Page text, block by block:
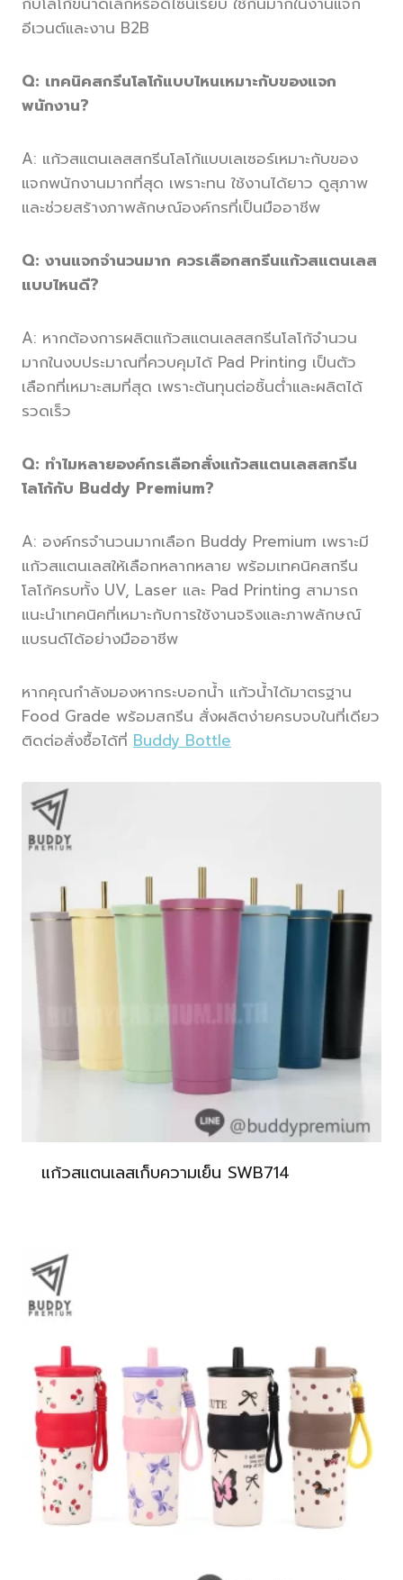
อีเวนต์และงาน B2B
Q: เทคนิคสกรีนโลโก้แบบไหนเหมาะกับของแจก
พนักงาน?
A: แก้วสแตนเลสสกรีนโลโก้แบบเลเซอร์เหมาะกับของ
แจกพนักงานมากที่สุด เพราะทน ใช้งานได้ยาว ดูสุภาพ
และช่วยสร้างภาพลักษณ์องค์กรที่เป็นมืออาชีพ
Q: งานแจกจำนวนมาก ควรเลือกสกรีนแก้วสแตนเลส
แบบไหนดี?
A: หากต้องการผลิตแก้วสแตนเลสสกรีนโลโก้จำนวน
มากในงบประมาณที่ควบคุมได้ Pad Printing เป็นตัว
เลือกที่เหมาะสมที่สุด เพราะต้นทุนต่อชิ้นต่ำและผลิตได้
รวดเร็ว
Q: ทำไมหลายองค์กรเลือกสั่งแก้วสแตนเลสสกรีน
โลโก้กับ Buddy Premium?
A: องค์กรจำนวนมากเลือก Buddy Premium เพราะมี
แก้วสแตนเลสให้เลือกหลากหลาย พร้อมเทคนิคสกรีน
โลโก้ครบทั้ง UV, Laser และ Pad Printing สามารถ
แนะนำเทคนิคที่เหมาะกับการใช้งานจริงและภาพลักษณ์
แบรนด์ได้อย่างมืออาชีพ
หากคุณกำลังมองหากระบอกน้ำ แก้วน้ำได้มาตรฐาน
Food Grade พร้อมสกรีน สั่งผลิตง่ายครบจบในที่เดียว
ติดต่อสั่งซื้อได้ที่ Buddy Bottle
แก้วสแตนเลสเก็บความเย็น SWB714